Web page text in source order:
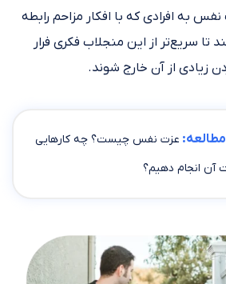
به افرادی که با افکار مزاحم رابطه
سریع‌تر از این منجلاب فکری فرار
زیادی از آن خارج شوند.
عزت نفس چیست؟ چه کارهایی
آن انجام دهیم؟